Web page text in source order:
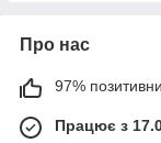
Про нас
97%
Працює з